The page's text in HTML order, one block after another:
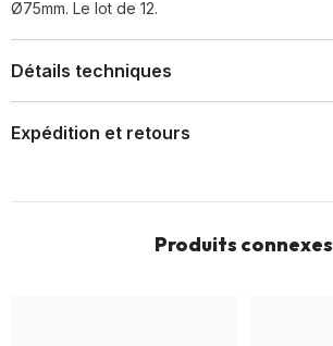
Ø75mm. Le lot de 12.
Détails techniques
Expédition et retours
Produits connexes